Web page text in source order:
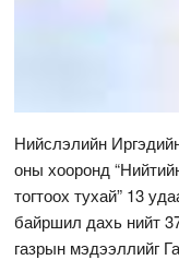
Нийслэлийн
оны хооронд
тогтоох тухай” 13
байршил дахь нийт
газрын мэдээллийг